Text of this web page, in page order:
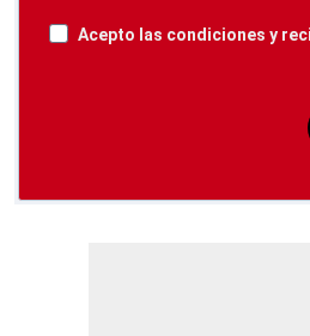
Acepto las condiciones y